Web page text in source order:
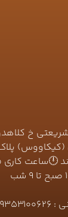
شریعتی خ
🕛ساعت
: